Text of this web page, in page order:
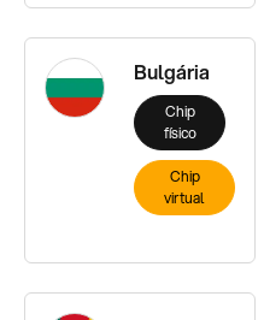
Bulgária
Chip
físico
Chip
virtual